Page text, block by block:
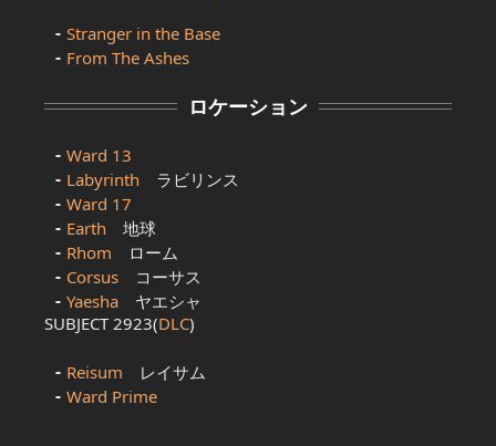
Stranger in the Base
From The Ashes
ロケーション
Ward 13
Labyrinth ラビリンス
Ward 17
Earth 地球
Rhom ローム
Corsus コーサス
Yaesha ヤエシャ
SUBJECT 2923(DLC)
Reisum レイサム
Ward Prime